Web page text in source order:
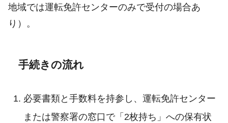
地域では運転免許センターのみで受付の場合あ
り）。
手続きの流れ
必要書類と手数料を持参し、運転免許センター
または警察署の窓口で「2枚持ち」への保有状